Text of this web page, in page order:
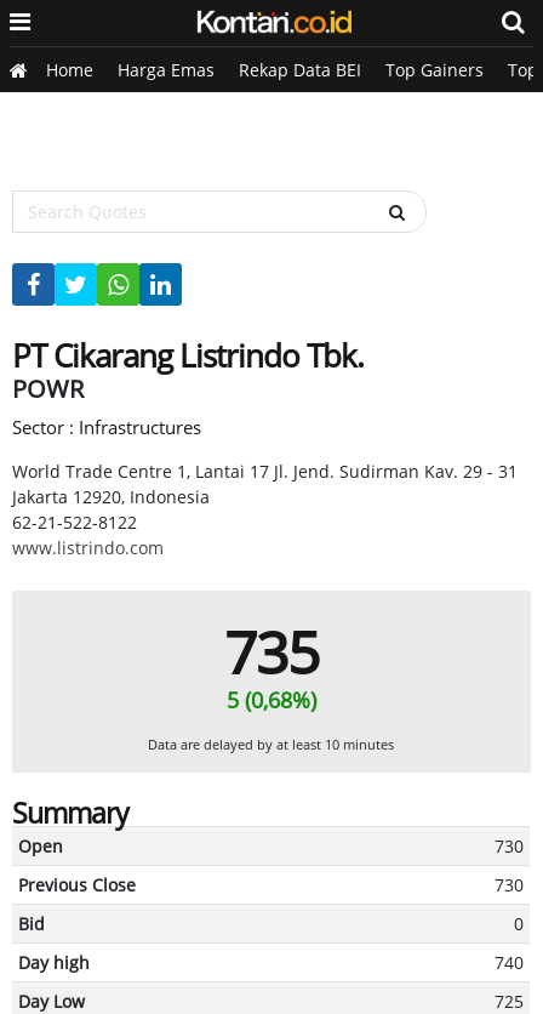
Home Harga Emas Rekap Data BEI Top Gainers Top
PT Cikarang Listrindo Tbk.
POWR
Sector : Infrastructures
World Trade Centre 1, Lantai 17 Jl. Jend. Sudirman Kav. 29 - 31
Jakarta 12920, Indonesia
62-21-522-8122
www.listrindo.com
735
5 (0,68%)
Data are delayed by at least 10 minutes
Summary
Open
730
Previous Close
730
Bid
0
Day high
740
Day Low
725